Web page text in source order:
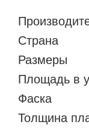
Страна
Размеры
Площадь в
Фаска
Толщина